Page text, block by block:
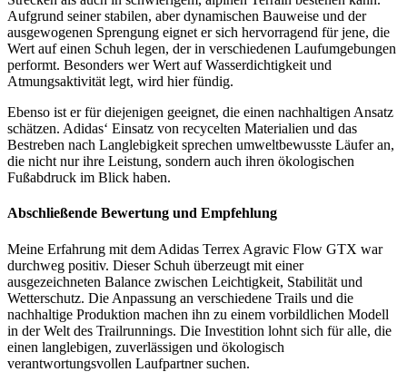
Aufgrund seiner stabilen, aber dynamischen Bauweise und der
ausgewogenen Sprengung eignet er sich hervorragend für jene, die
Wert auf einen Schuh legen, der in verschiedenen Laufumgebungen
performt. Besonders wer Wert auf Wasserdichtigkeit und
Atmungsaktivität legt, wird hier fündig.
Ebenso ist er für diejenigen geeignet, die einen nachhaltigen Ansatz
schätzen. Adidas‘ Einsatz von recycelten Materialien und das
Bestreben nach Langlebigkeit sprechen umweltbewusste Läufer an,
die nicht nur ihre Leistung, sondern auch ihren ökologischen
Fußabdruck im Blick haben.
Abschließende Bewertung und Empfehlung
Meine Erfahrung mit dem Adidas Terrex Agravic Flow GTX war
durchweg positiv. Dieser Schuh überzeugt mit einer
ausgezeichneten Balance zwischen Leichtigkeit, Stabilität und
Wetterschutz. Die Anpassung an verschiedene Trails und die
nachhaltige Produktion machen ihn zu einem vorbildlichen Modell
in der Welt des Trailrunnings. Die Investition lohnt sich für alle, die
einen langlebigen, zuverlässigen und ökologisch
verantwortungsvollen Laufpartner suchen.